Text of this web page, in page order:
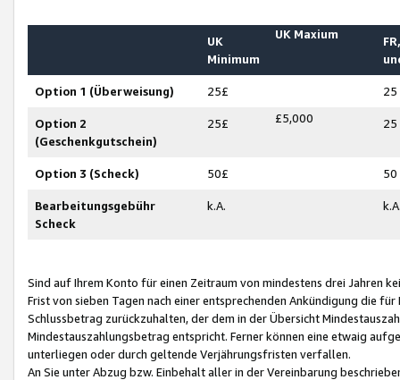
UK
Minimum
UK Maxium
Option 1 (Überweisung) 25£ 25
Option 2
(Geschenkgutschein)
25£ £5,000 25
Option 3 (Scheck) 50£ 50
Bearbeitungsgebühr
Scheck
k.A.
Sind auf Ihrem Konto für einen Zeitraum von mindestens drei Jahren
Frist von sieben Tagen nach einer entsprechenden Ankündigung die
Schlussbetrag zurückzuhalten, der dem in der Übersicht
Mindestauszahlungsbetrag entspricht. Ferner können eine etwaig
unterliegen oder durch geltende Verjährungsfristen verfallen.
An Sie unter Abzug bzw. Einbehalt aller in der Vereinbarung